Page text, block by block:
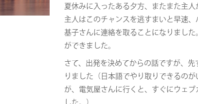
夏休みに入ったある夕方、またまた主
主人はこのチャンスを逃すまいと早速
基子さんに連絡を取ることになりまし
ができました。
さて、出発を決めてからの話ですが、
りました（日本語でやり取りできるの
が、電気屋さんに行くと、すぐにウェ